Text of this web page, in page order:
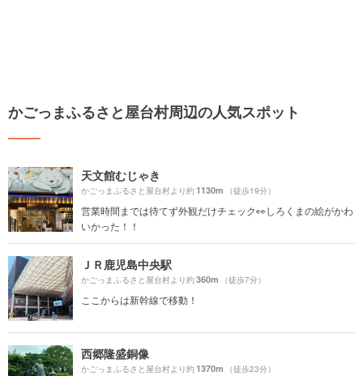
かごっまふるさと屋台村周辺の人気スポット
天文館むじゃき
かごっまふるさと屋台村より約1130m （徒歩19分）
営業時間までは待てず外観だけチェック👀しろくまの絵がかわ
いかった！！
ＪＲ鹿児島中央駅
かごっまふるさと屋台村より約360m （徒歩7分）
ここからは新幹線で移動！
西郷隆盛銅像
かごっまふるさと屋台村より約1370m （徒歩23分）